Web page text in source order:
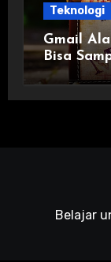
Teknologi
Gmail
Bisa
Belajar